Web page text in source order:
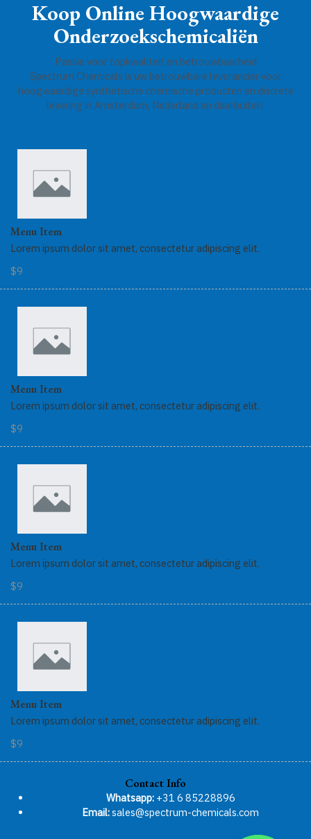
Koop Online Hoogwaardige
Onderzoekschemicaliën
Passie voor topkwaliteit en betrouwbaarheid
Spectrum Chemicals is uw betrouwbare leverancier voor
hoogwaardige synthetische chemische producten en discrete
levering in Amsterdam, Nederland en daarbuiten.
Menu Item
Lorem ipsum dolor sit amet, consectetur adipiscing elit.
$9
Menu Item
Lorem ipsum dolor sit amet, consectetur adipiscing elit.
$9
Menu Item
Lorem ipsum dolor sit amet, consectetur adipiscing elit.
$9
Menu Item
Lorem ipsum dolor sit amet, consectetur adipiscing elit.
$9
Contact Info
Whatsapp:+31 6 85228896
Email:sales@spectrum-chemicals.com